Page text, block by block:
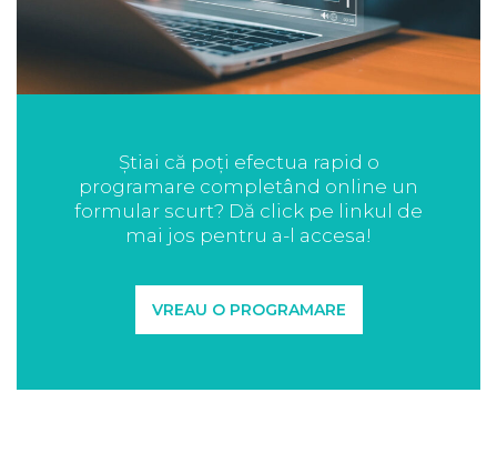
Știai că poți efectua rapid o
programare completând online un
formular scurt? Dă click pe linkul de
mai jos pentru a-l accesa!
VREAU O PROGRAMARE